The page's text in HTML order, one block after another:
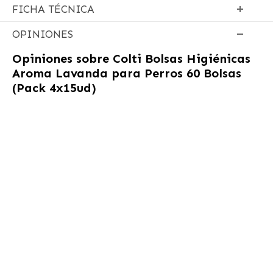
FICHA TÉCNICA
OPINIONES
Opiniones sobre Colti Bolsas Higiénicas
Aroma Lavanda para Perros 60 Bolsas
(Pack 4x15ud)